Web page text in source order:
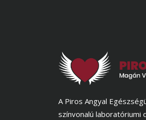
A Piros Angyal
színvonalú laboratóriumi